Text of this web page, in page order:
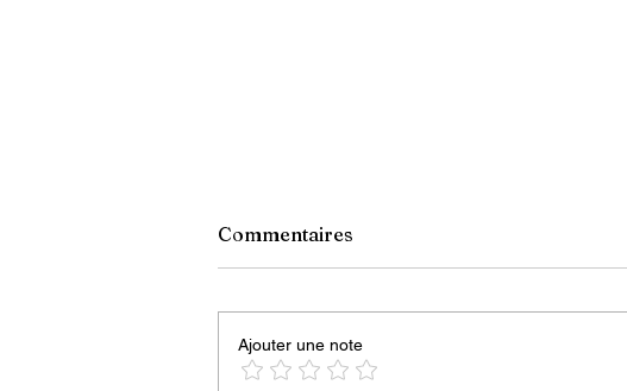
« Le décret anti-styrofoam de
l’usage des produits en styrofoam a
été promulgué par l’ancien président
Commentaires
Ajouter une note